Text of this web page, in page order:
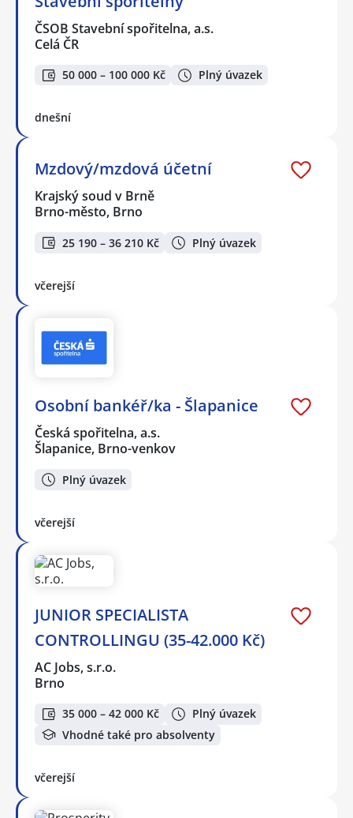
ČSOB Stavební spořitelna, a.s.
Celá ČR
50 000 – 100 000 Kč Plný úvazek
dnešní
Mzdový/mzdová účetní
Krajský soud v Brně
Brno-město, Brno
25 190 – 36 210 Kč Plný úvazek
včerejší
Osobní bankéř/ka - Šlapanice
Česká spořitelna, a.s.
Šlapanice, Brno-venkov
Plný úvazek
včerejší
JUNIOR SPECIALISTA
CONTROLLINGU (35-42.000 Kč)
AC Jobs, s.r.o.
Brno
35 000 – 42 000 Kč
Plný úvazek
Vhodné také pro absolventy
včerejší